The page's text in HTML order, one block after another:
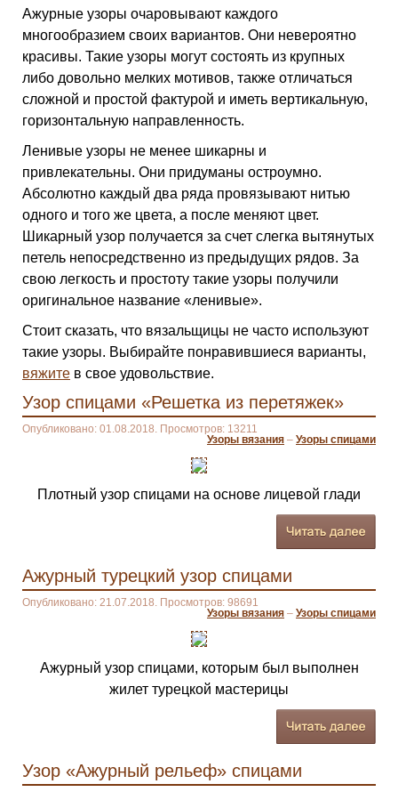
Ажурные узоры очаровывают каждого
многообразием своих вариантов. Они невероятно
красивы. Такие узоры могут состоять из крупных
либо довольно мелких мотивов, также отличаться
сложной и простой фактурой и иметь вертикальную,
горизонтальную направленность.
Ленивые узоры не менее шикарны и
привлекательны. Они придуманы остроумно.
Абсолютно каждый два ряда провязывают нитью
одного и того же цвета, а после меняют цвет.
Шикарный узор получается за счет слегка вытянутых
петель непосредственно из предыдущих рядов. За
свою легкость и простоту такие узоры получили
оригинальное название «ленивые».
Стоит сказать, что вязальщицы не часто используют
такие узоры. Выбирайте понравившиеся варианты,
вяжите в свое удовольствие.
Узор спицами «Решетка из перетяжек»
Опубликовано: 01.08.2018. Просмотров: 13211
Узоры вязания – Узоры спицами
Плотный узор спицами на основе лицевой глади
Ажурный турецкий узор спицами
Опубликовано: 21.07.2018. Просмотров: 98691
Узоры вязания – Узоры спицами
Ажурный узор спицами, которым был выполнен
жилет турецкой мастерицы
Узор «Ажурный рельеф» спицами